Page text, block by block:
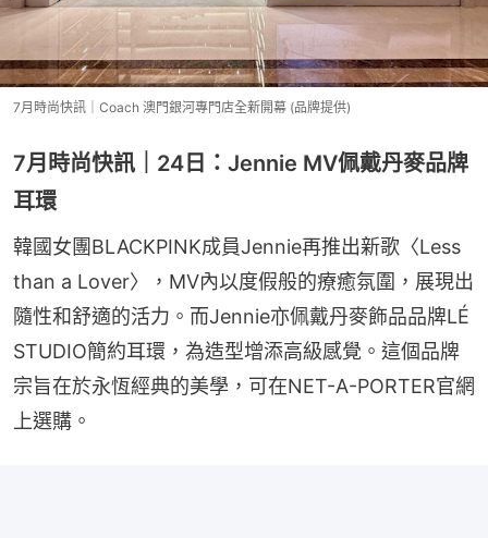
7月時尚快訊｜Coach 澳門銀河專門店全新開幕 (品牌提供)
7月時尚快訊｜24日：Jennie MV佩戴丹麥品牌
耳環
韓國女團BLACKPINK成員Jennie再推出新歌〈Less
than a Lover〉，MV內以度假般的療癒氛圍，展現出
隨性和舒適的活力。而Jennie亦佩戴丹麥飾品品牌LÉ
STUDIO簡約耳環，為造型增添高級感覺。這個品牌
宗旨在於永恆經典的美學，可在NET-A-PORTER官網
上選購。